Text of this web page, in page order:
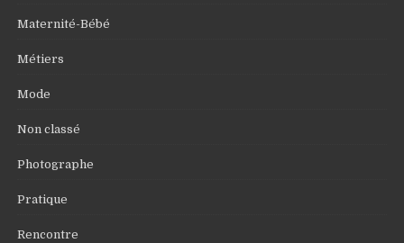
Maternité-Bébé
Métiers
Mode
Non classé
Photographe
Pratique
Rencontre